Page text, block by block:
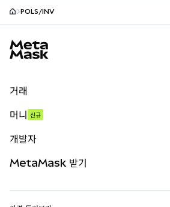
POLS/INV
거래
무기한 선물
실물자산
머니 신규
개발자
MetaMask 받기